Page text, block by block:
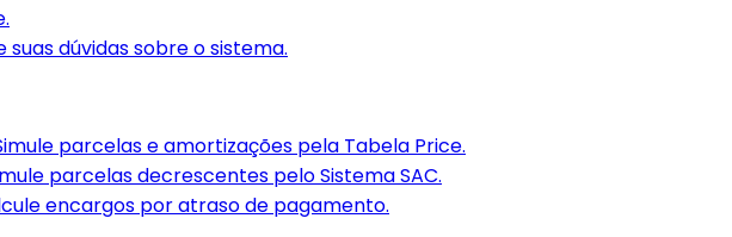
suas dúvidas sobre o sistema.
parcelas e amortizações pela Tabela Price.
parcelas decrescentes pelo Sistema SAC.
encargos por atraso de pagamento.